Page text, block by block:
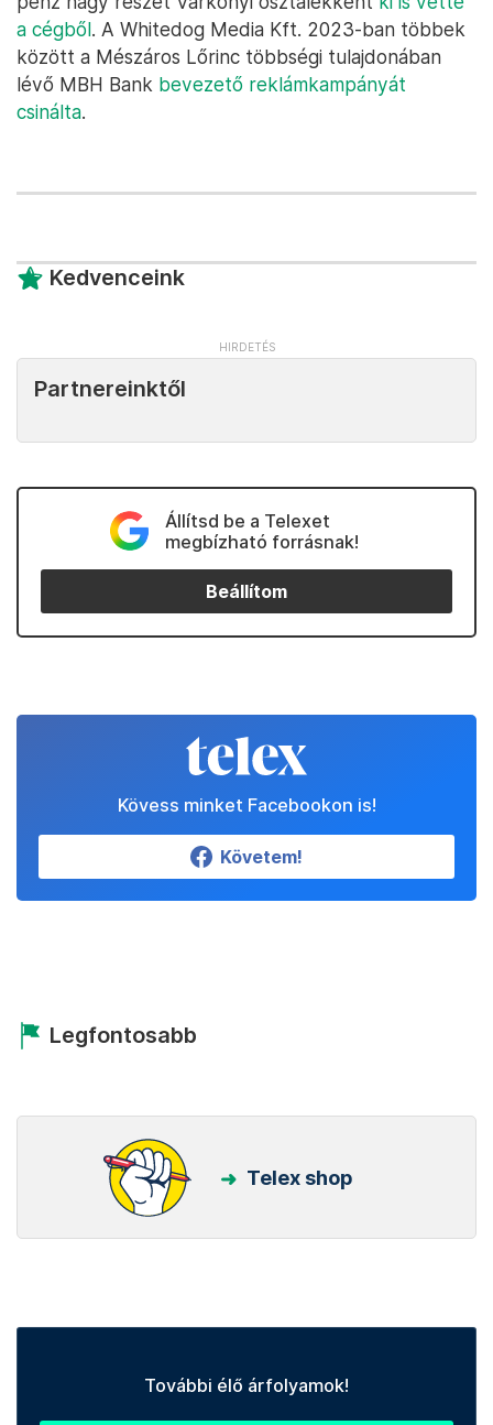
a cégből. A Whitedog Media Kft. 2023-ban többek
között a Mészáros Lőrinc többségi tulajdonában
lévő MBH Bank bevezető reklámkampányát
csinálta.
Kedvenceink
Partnereinktől
Állítsd be a Telexet
megbízható forrásnak!
Beállítom
Kövess minket Facebookon is!
Követem!
Legfontosabb
Telex shop
További élő árfolyamok!